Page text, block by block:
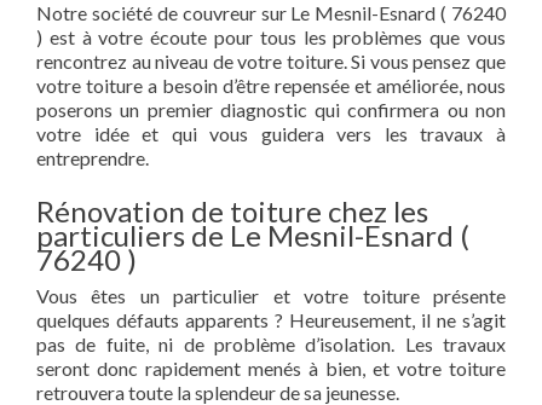
Notre société de couvreur sur Le Mesnil-Esnard ( 76240
) est à votre écoute pour tous les problèmes que vous
rencontrez au niveau de votre toiture. Si vous pensez que
votre toiture a besoin d’être repensée et améliorée, nous
poserons un premier diagnostic qui confirmera ou non
votre idée et qui vous guidera vers les travaux à
entreprendre.
Rénovation de toiture chez les
particuliers de Le Mesnil-Esnard (
76240 )
Vous êtes un particulier et votre toiture présente
quelques défauts apparents ? Heureusement, il ne s’agit
pas de fuite, ni de problème d’isolation. Les travaux
seront donc rapidement menés à bien, et votre toiture
retrouvera toute la splendeur de sa jeunesse.